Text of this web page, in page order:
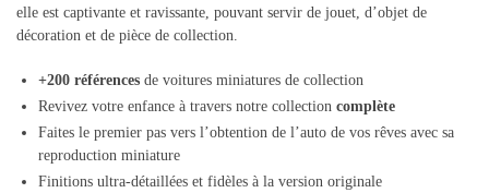
elle est captivante et ravissante, pouvant servir de jouet, d’objet de
décoration et de pièce de collection.
+200 références de voitures miniatures de collection
Revivez votre enfance à travers notre collection complète
Faites le premier pas vers l’obtention de l’auto de vos rêves avec sa
reproduction miniature
Finitions ultra-détaillées et fidèles à la version originale